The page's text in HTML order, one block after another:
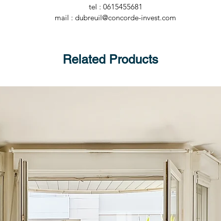
tel : 0615455681
mail : dubreuil@concorde-invest.com
Related Products